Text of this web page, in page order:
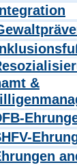
&